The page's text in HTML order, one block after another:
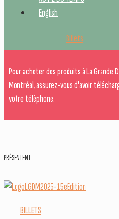
English
Billets
Pour acheter des produits à La Grande
Montréal, assurez-vous d'avoir
votre téléphone.
PRÉSENTENT
BILLETS